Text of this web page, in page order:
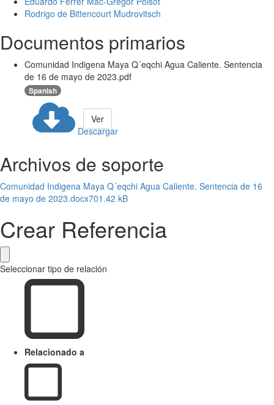
Rodrigo de Bittencourt Mudrovitsch
Documentos primarios
Comunidad Indigena Maya Q´eqchi Agua Caliente. Sentencia
de 16 de mayo de 2023.pdf
Spanish
Descargar
Ver
Archivos de soporte
Comunidad Indigena Maya Q´eqchi Agua Caliente. Sentencia de 16
de mayo de 2023.docx701.42 kB
Crear Referencia
Seleccionar tipo de relación
Relacionado a